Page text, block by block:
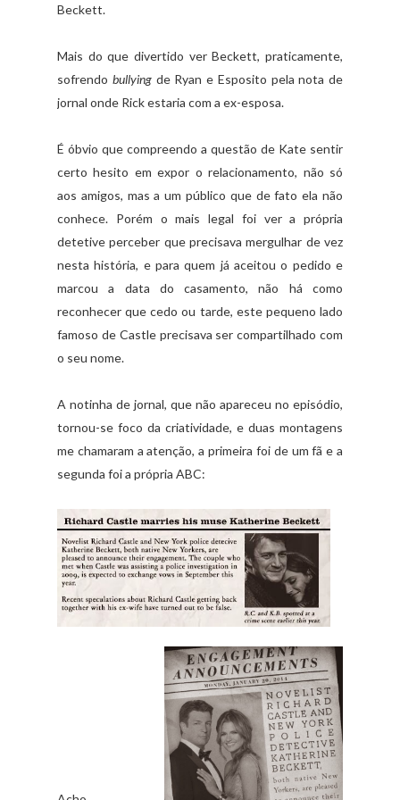
Beckett.
Mais do que divertido ver Beckett, praticamente,
sofrendo bullying de Ryan e Esposito pela nota de
jornal onde Rick estaria com a ex-esposa.
É óbvio que compreendo a questão de Kate sentir
certo hesito em expor o relacionamento, não só
aos amigos, mas a um público que de fato ela não
conhece. Porém o mais legal foi ver a própria
detetive perceber que precisava mergulhar de vez
nesta história, e para quem já aceitou o pedido e
marcou a data do casamento, não há como
reconhecer que cedo ou tarde, este pequeno lado
famoso de Castle precisava ser compartilhado com
o seu nome.
A notinha de jornal, que não apareceu no episódio,
tornou-se foco da criatividade, e duas montagens
me chamaram a atenção, a primeira foi de um fã e a
segunda foi a própria ABC: